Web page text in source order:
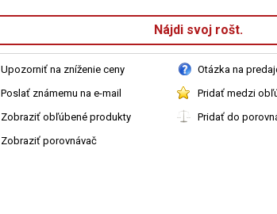
Nájdi svoj rošt.
Upozorniť na zníženie ceny
Otázka na
Poslať známemu na e-mail
Pridať medzi
Zobraziť obľúbené produkty
Pridať do
Zobraziť porovnávač